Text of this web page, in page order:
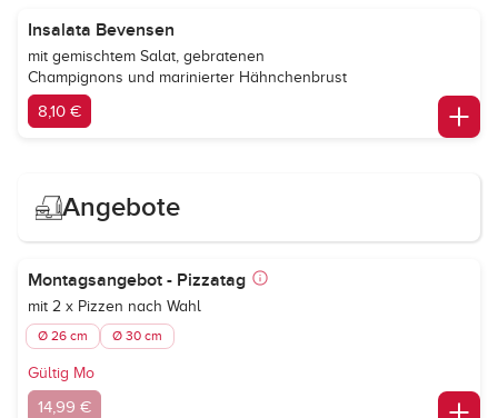
Insalata Bevensen
mit gemischtem Salat, gebratenen
Champignons und marinierter Hähnchenbrust
8,10 €
Angebote
Montagsangebot - Pizzatag
mit 2 x Pizzen nach Wahl
Ø 26 cm Ø 30 cm
Gültig Mo
14,99 €